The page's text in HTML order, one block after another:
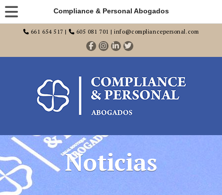
Compliance & Personal Abogados
661 654 517 | 605 081 701 | info@compliancepersonal.com
Noticias